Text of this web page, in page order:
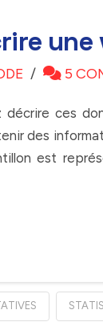
une
5
ces
des
est